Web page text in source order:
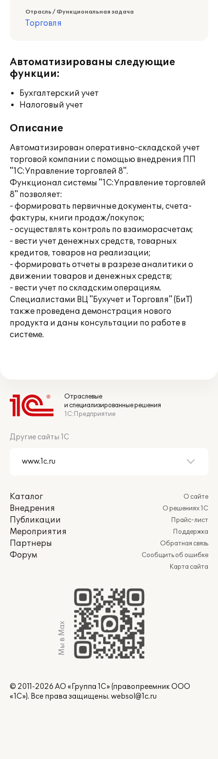
Отрасль / Функциональная задача
Торговля
Автоматизированы следующие
функции:
Бухгалтерский учет
Налоговый учет
Описание
Автоматизирован оперативно-складской учет
торговой компании с помощью внедрения ПП
"1С:Управление торговлей 8".
Функционал системы "1С:Управление торговлей
8" позволяет:
- формировать первичные документы, счета-
фактуры, книги продаж/покупок;
- осуществлять контроль по взаиморасчетам;
- вести учет денежных средств, товарных
кредитов, товаров на реализации;
- формировать отчеты в разрезе аналитики о
движении товаров и денежных средств;
- вести учет по складским операциям.
Специалистами ВЦ "Бухучет и Торговля" (БиТ)
также проведена демонстрация нового
продукта и даны консультации по работе в
системе.
Отраслевые
и специализированные решения
1С:Предприятие
Другие сайты 1С
Каталог
Внедрения
Публикации
Мероприятия
Партнеры
Форум
О сайте
О решениях 1С
Прайс-лист
Поддержка
Обратная связь
Сообщить об ошибке
Карта сайта
Мы в Max
© 2011-2026 АО «Группа 1С» (правопреемник ООО
«1С»). Все права защищены. websol@1c.ru